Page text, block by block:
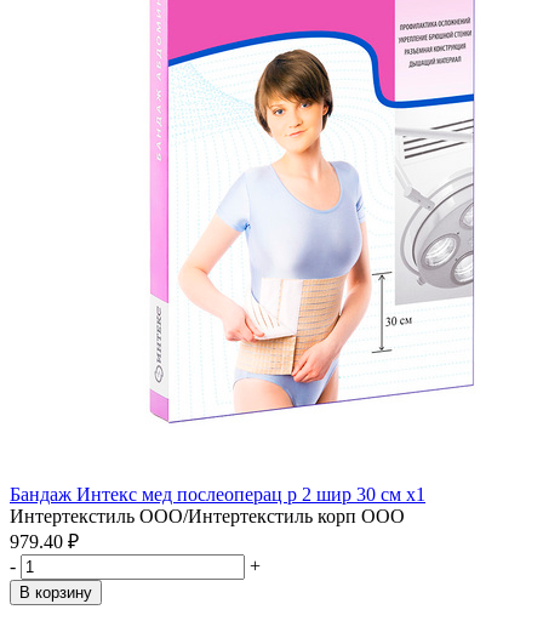
Бандаж Интекс мед послеоперац р 2 шир 30 см x1
Интертекстиль ООО/Интертекстиль корп ООО
979.40 ₽
-
+
В корзину